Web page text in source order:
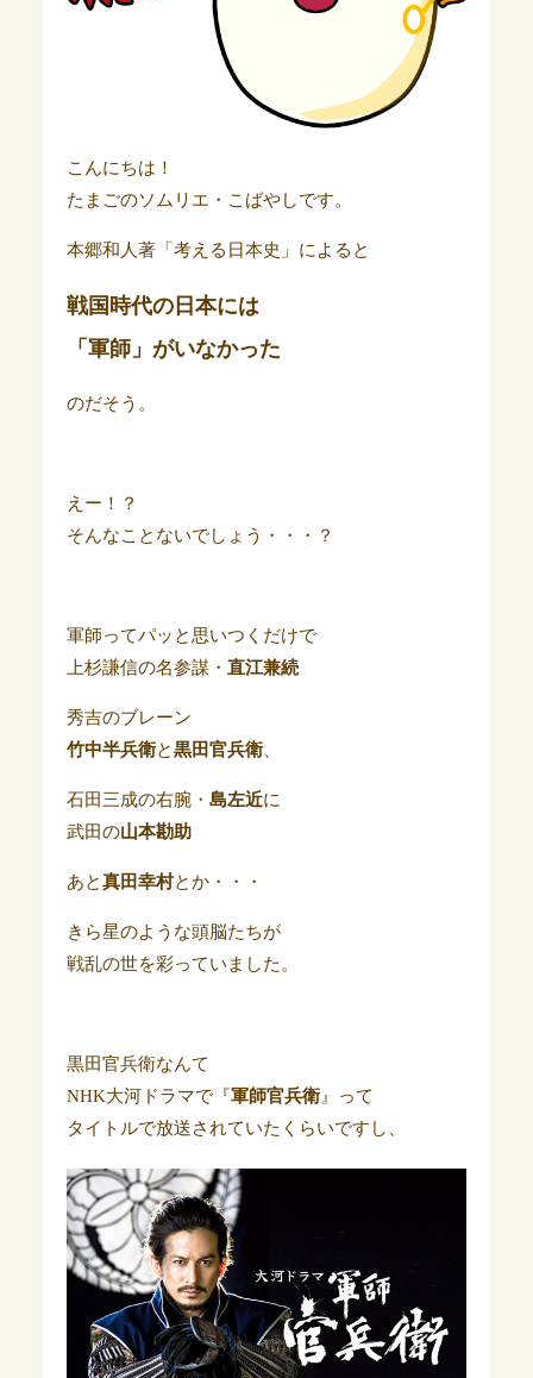
こんにちは！
たまごのソムリエ・こばやしです。
本郷和人著「考える日本史」によると
戦国時代の日本には
「軍師」がいなかった
のだそう。
えー！？
そんなことないでしょう・・・？
軍師ってパッと思いつくだけで
上杉謙信の名参謀・ 直江兼続
秀吉のブレーン
竹中半兵衛と黒田官兵衛、
石田三成の右腕・ 島左近に
武田の山本勘助
あと真田幸村とか・・・
きら星のような頭脳たちが
戦乱の世を彩っていました。
黒田官兵衛なんて
NHK大河ドラマで『軍師官兵衛』って
タイトルで放送されていたくらいですし、